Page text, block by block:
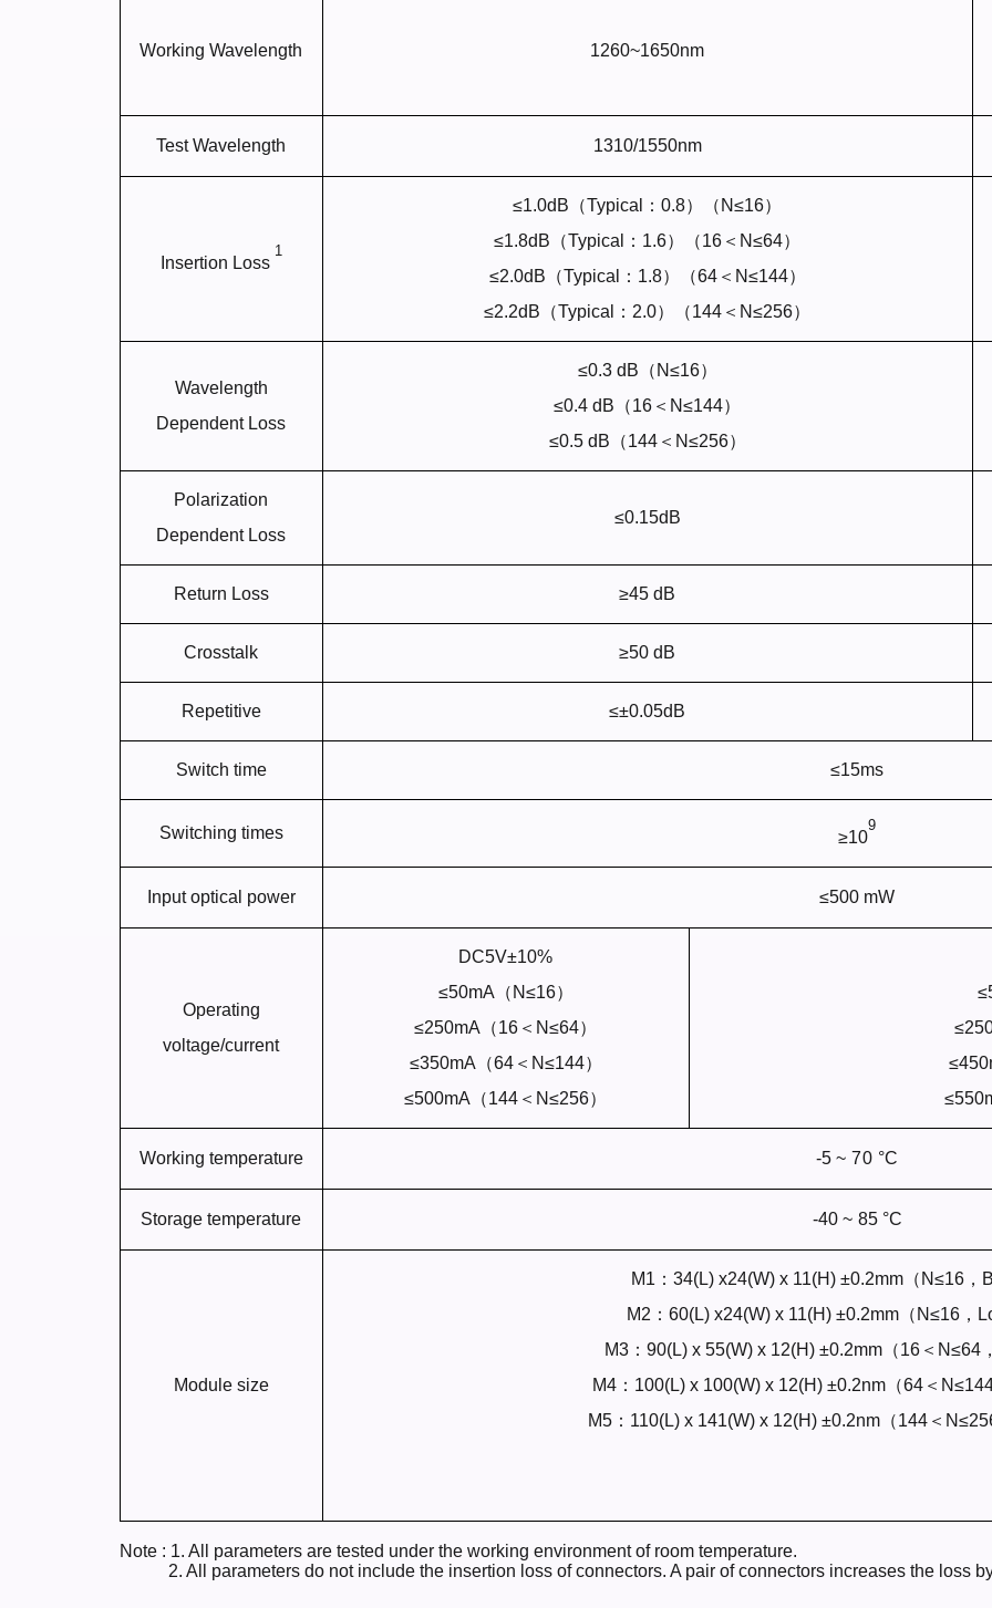
Working Wavelength 1260~1650nm
Test Wavelength 1310/1550nm
Insertion Loss
1
≤1.0dB（Typical：0.8）（N≤16）
≤1.8dB（Typical：1.6）（16＜N≤64）
≤2.0dB（Typical：1.8）（64＜N≤144）
≤2.2dB（Typical：2.0）（144＜N≤256）
Wavelength
Dependent Loss
≤0.3 dB（N≤16）
≤0.4 dB（16＜N≤144）
≤0.5 dB（144＜N≤256）
Polarization
Dependent Loss
≤0.15dB
Return Loss ≥45 dB
Crosstalk ≥50 dB
Repetitive ≤±0.05dB
Switch time ≤15ms
Switching times ≥10
9
Input optical power ≤500 mW
Operating
voltage/current
DC5V±10%
≤50mA（N≤16）
≤250mA（16＜N≤64）
≤350mA（64＜N≤144）
≤500mA（144＜N≤256）
Working temperature -5 ~ 70 °C
Storage temperature -40 ~ 85 °C
Module size
M1：34(L) x24(W) x 11(H) ±0.2mm（N≤16，
M2：60(L) x24(W) x 11(H) ±0.2mm（N≤16，
M3：90(L) x 55(W) x 12(H) ±0.2mm（16＜N≤64
M4：100(L) x 100(W) x 12(H) ±0.2nm（64＜
M5：110(L) x 141(W) x 12(H) ±0.2nm（144＜
Note : 1. All parameters are tested under the working environment of room temperature.
2. All parameters do not include the insertion loss of connectors. A pair of connectors increases the loss